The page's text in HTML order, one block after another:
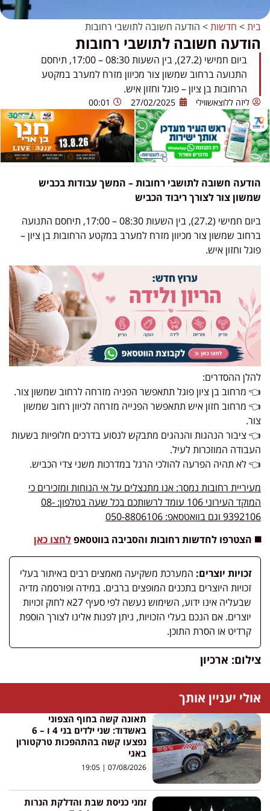
בית> חדשות> הודעה חשובה לתושבי רחובות
הודעה חשובה לתושבי רחובות
ביום חמישי (27.2), בין השעות 08:30 – 17:00, תיחסם
התנועה ברחוב שמשון צור מכיוון מזרח למערב במקטע
הרחובות בן ציון – פוגל וחזון איש.
ליזה ללוצאשווילי 27/02/2025
00:01
הודעה חשובה לתושבי רחובות – המשך עבודות בכביש
שמשון צור לצורך ריבוד הכביש
ביום חמישי (27.2), בין השעות 08:30 – 17:00, תיחסם התנועה
ברחוב שמשון צור מכיוון מזרח למערב במקטע הרחובות בן ציון –
פוגל וחזון איש.
להלן ההסדרים:
👈 מרחוב בן ציון פוגל תתאפשר הפניה מזרחה לרחוב שמשון צור.
👈 מרחוב חזון איש תתאפשר הפנייה מזרחה לכיוון רחוב שמשון
צור.
👈 ציבור הנהגות והנהגים מתבקש לנסוע בדרכים חלופיות בשעות
העבודה המוזכרות לעיל.
👈 לא תהיה הפרעה להולכי הרגל במדרכות משני צדי הכביש.
מעיריית רחובות נמסר: אנו מתנצלים על אי הנוחות ומזכירים כי
המוקד העירוני 106 עומד לרשותכם בכל שעה בטלפון: 08-
9392106 וגם בוואטסאפ: 050-8806106
◼️ הצטרפו לחדשות רחובות והסביבה בווטסאפלחצו כאן
זכויות יוצרים: המערכת משקיעה מאמצים רבים באיתור בעלי
זכויות היוצרים בתכנים המופצים ברבים. במידה ופורסמה מדיה
שבעליה אינו ידוע, השימוש נעשה לפי סעיף 27א לחוק זכויות
יוצרים. אם הנכם בעלי הזכויות, ניתן לפנות אלינו לצורך הוספת
קרדיט או הסרת התוכן.
צילום: ארכיון
אולי יעניין אותך
תאונה קשה בחוף הצפוני
באשדוד: שני ילדים בני 4 ו – 6
נפצעו קשה בהתהפכות טרקטורון
באגי
07/08/2026
זמני כניסת שבת והדלקת הנרות